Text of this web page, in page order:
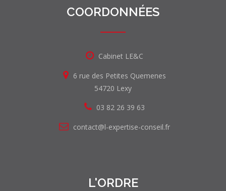
COORDONNÉES
Cabinet LE&C
6 rue des Petites Quemenes
54720 Lexy
03 82 26 39 63
contact@l-expertise-conseil.fr
L'ORDRE